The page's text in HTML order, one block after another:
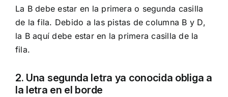
La B debe estar en la primera o segunda casilla
de la fila. Debido a las pistas de columna B y D,
la B aquí debe estar en la primera casilla de la
fila.
2. Una segunda letra ya conocida obliga a
la letra en el borde